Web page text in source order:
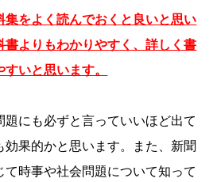
集をよく読んでおくと良いと思い
書よりもわかりやすく、詳しく書
いと思います。
題にも必ずと言っていいほど出て
効果的かと思います。また、新聞
て時事や社会問題について知って